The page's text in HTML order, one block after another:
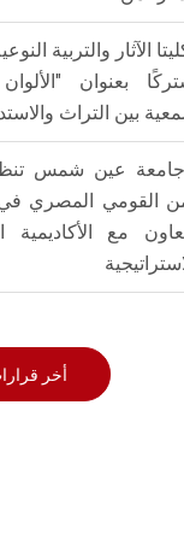
الآثار والتربية
بعنوان
بين التراث
جامعة عين شمس
القومي المصري
مع الأكاديمية
أخر